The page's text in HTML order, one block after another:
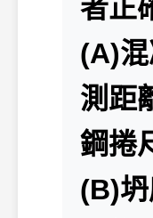
者正
(A)
測距
鋼捲
(B)